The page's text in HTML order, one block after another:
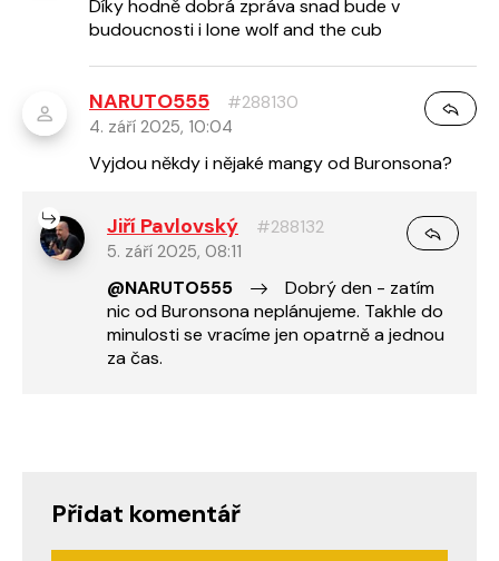
Díky hodně dobrá zpráva snad bude v
budoucnosti i lone wolf and the cub
NARUTO555
#288130
4. září 2025, 10:04
Vyjdou někdy i nějaké mangy od Buronsona?
Jiří Pavlovský
#288132
5. září 2025, 08:11
@NARUTO555
Dobrý den - zatím
nic od Buronsona neplánujeme. Takhle do
minulosti se vracíme jen opatrně a jednou
za čas.
Přidat komentář